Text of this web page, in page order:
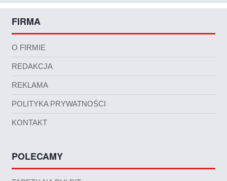
FIRMA
O FIRMIE
REDAKCJA
REKLAMA
POLITYKA PRYWATNOŚCI
KONTAKT
POLECAMY